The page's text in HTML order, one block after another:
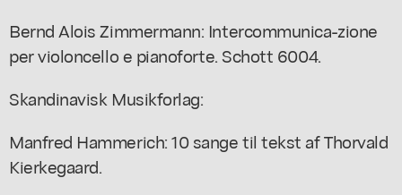
Bernd Alois Zimmermann: Intercommunica-zione
per violoncello e pianoforte. Schott 6004.
Skandinavisk Musikforlag:
Manfred Hammerich: 10 sange til tekst af Thorvald
Kierkegaard.